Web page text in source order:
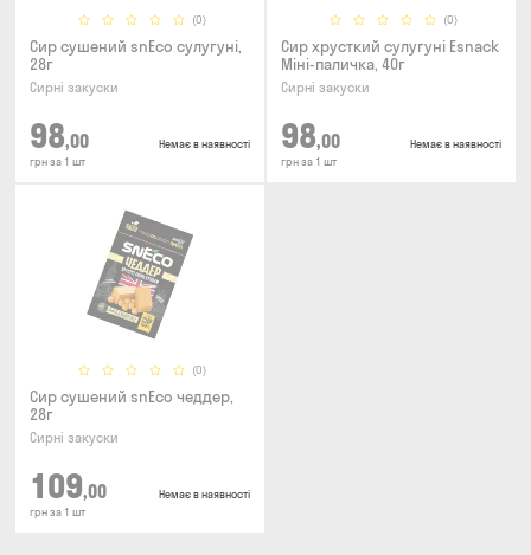
(0)
Сир сушений snEco сулугуні,
28г
Сирні закуски
98,00
грн за 1 шт
Немає в наявності
(0)
Сир хрусткий сулугунi Esnack
Міні-паличка, 40г
Сирні закуски
98,00
грн за 1 шт
Немає в наявності
(0)
Сир сушений snEco чеддер,
28г
Сирні закуски
109,00
грн за 1 шт
Немає в наявності